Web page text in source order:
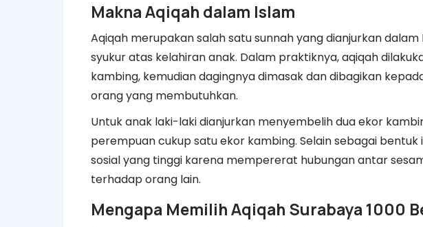
Makna Aqiqah dalam Islam
Aqiqah merupakan salah satu sunnah yang dianjurkan
syukur atas kelahiran anak. Dalam praktiknya, aqiqah
kambing, kemudian dagingnya dimasak dan dibagikan
orang yang membutuhkan.
Untuk anak laki-laki dianjurkan menyembelih dua ekor
perempuan cukup satu ekor kambing. Selain sebagai bentuk
sosial yang tinggi karena mempererat hubungan antar
terhadap orang lain.
Mengapa Memilih Aqiqah Surabaya 1000